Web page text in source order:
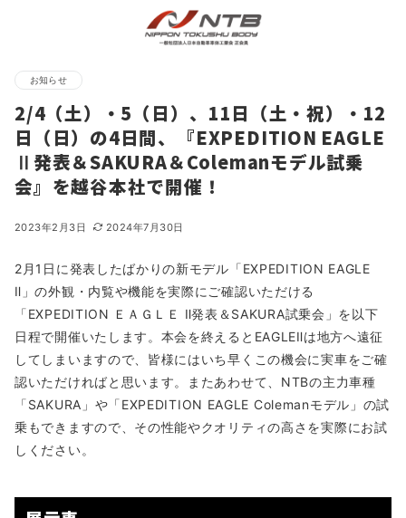
お知らせ
2/4（土）・5（日）、11日（土・祝）・12
日（日）の4日間、『EXPEDITION EAGLE
Ⅱ発表＆SAKURA＆Colemanモデル試乗
会』を越谷本社で開催！
2023年2月3日 2024年7月30日
2月1日に発表したばかりの新モデル「EXPEDITION EAGLE
Ⅱ」の外観・内覧や機能を実際にご確認いただける
「EXPEDITION ＥＡＧＬＥ Ⅱ発表＆SAKURA試乗会」を以下
日程で開催いたします。本会を終えるとEAGLEⅡは地方へ遠征
してしまいますので、皆様にはいち早くこの機会に実車をご確
認いただければと思います。またあわせて、NTBの主力車種
「SAKURA」や「EXPEDITION EAGLE Colemanモデル」の試
乗もできますので、その性能やクオリティの高さを実際にお試
しください。